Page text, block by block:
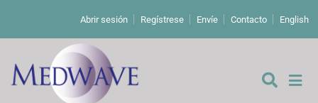
Abrir sesión Regístrese Envíe Contacto English